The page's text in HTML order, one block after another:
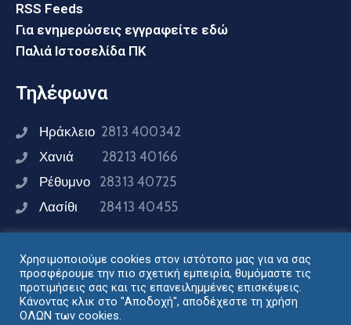
RSS Feeds
Για ενημερώσεις εγγραφείτε εδώ
Παλιά Ιστοσελίδα ΠΚ
Τηλέφωνα
Ηράκλειο 2813 400342
Χανιά 28213 40166
Ρέθυμνο 28313 40725
Λασίθι 28413 40455
Συνδεθείτε μαζί μας
Χρησιμοποιούμε cookies στον ιστότοπο μας για να σας
προσφέρουμε την πιο σχετική εμπειρία, θυμόμαστε τις
προτιμήσεις σας και τις επανειλημμένες επισκέψεις.
Κάνοντας κλικ στο "Αποδοχή", αποδέχεστε τη χρήση
ΟΛΩΝ των cookies.